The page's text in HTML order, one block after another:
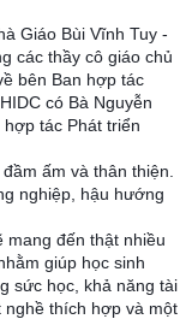
Giáo Bùi Vĩnh Tuy -
các thầy cô giáo chủ
bên Ban hợp tác
có Bà Nguyễn
tác Phát triển
ấm và thân thiện.
nghiệp, hậu hướng
mang đến thật nhiều
giúp học sinh
sức học, khả năng tài
thích hợp và một